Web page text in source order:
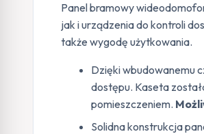
Panel bramowy
jak i urządzenia do kontroli
także wygodę użytkowania.
Dzięki wbudowanemu
dostępu. Kaseta
pomieszczeniem.
Solidna konstrukcja